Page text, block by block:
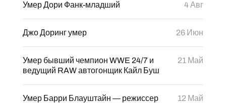
Умер Дори Фанк-младший 4 Авг
Джо Доринг умер 26 Июн
Умер бывший чемпион WWE 24/7 и
ведущий RAW автогонщик Кайл Буш
21 Май
Умер Барри Блауштайн — режиссер
12 Май